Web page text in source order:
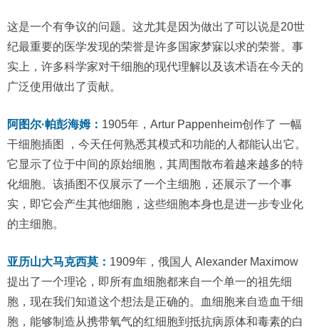
这是一个有争议的问题。这尤其是因为做出了可以说是20世
纪最重要的医学发现的荣誉是许多国家梦寐以求的荣誉。事
实上，许多科学家对干细胞的现代理解以及该术语在今天的
广泛使用做出了贡献。
阿图尔·帕彭海姆： 1905年，Artur Pappenheim创作了 一幅
干细胞插图 ，今天任何熟悉其模式和功能的人都能认出它。
它显示了位于中间的原始细胞，其周围散布着越来越多的特
化细胞。该插图不仅展示了一个主细胞，还展示了一个事
实，即它会产生其他细胞，这些细胞本身也是进一步专业化
的主细胞。
亚历山大马克西莫： 1909年，俄国人 Alexander Maximow
提出了一个理论，即所有血细胞都来自一个单一的祖先细
胞，现在我们知道这个想法是正确的。血细胞来自造血干细
胞，能够制造从携带氧气的红细胞到抵抗病原体和毒素的白